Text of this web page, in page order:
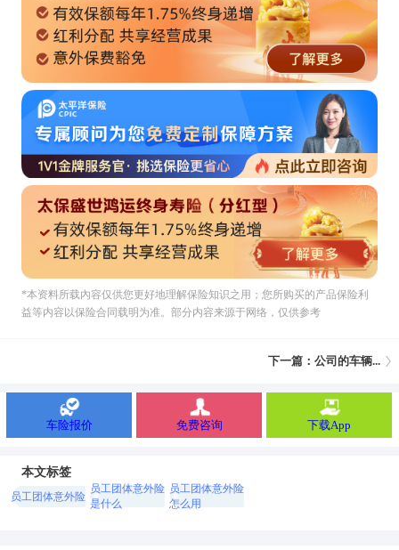
*本资料所载內容仅供您更好地理解保险知识之用；您所购买的产品保险利
益等内容以保险合同载明为准。部分内容来源于网络，仅供参考
下一篇：公司的车辆...
车险报价 免费咨询 下载App
本文标签
员工团体意外险
员工团体意外险
是什么
员工团体意外险
怎么用